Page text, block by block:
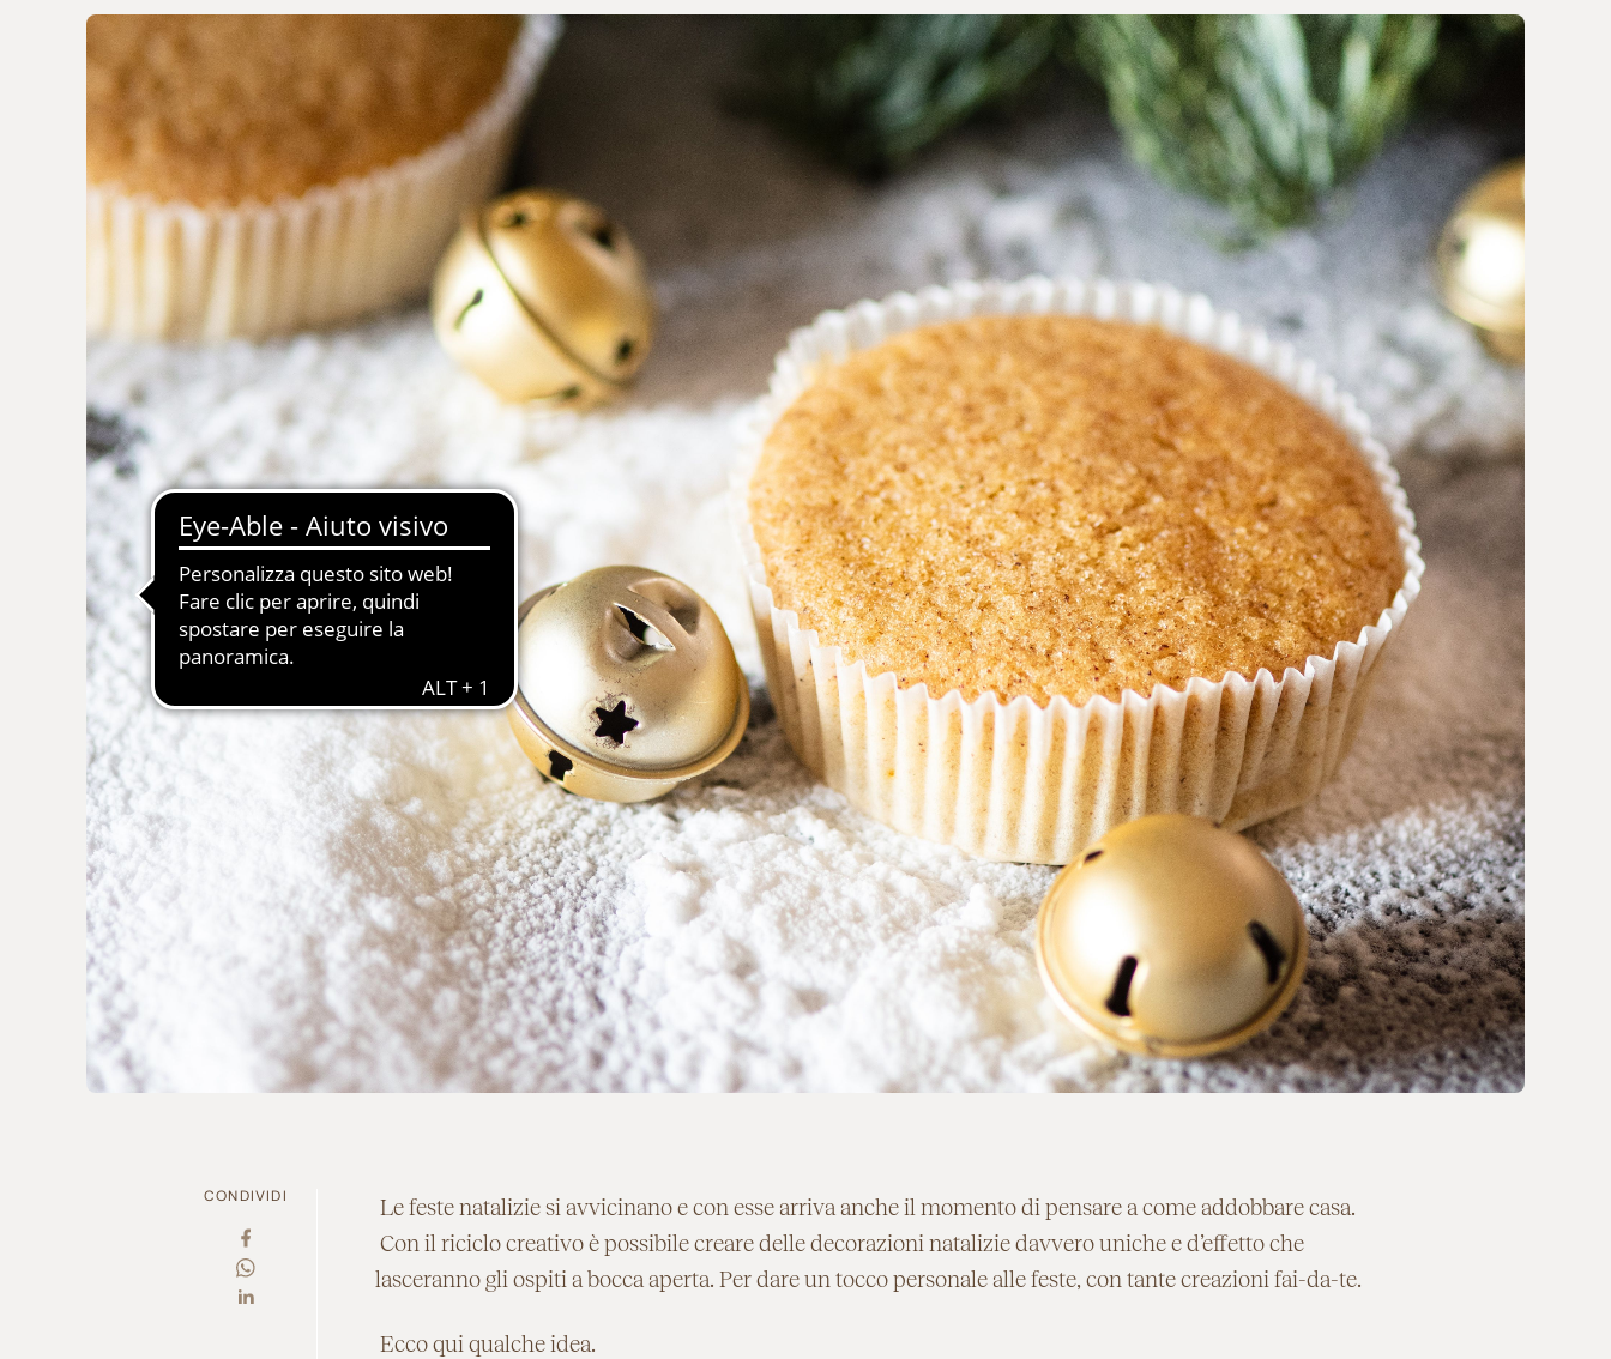
Preparati & Farine
Pasta
Succedanei del caffè
Dolci della Tradizione
Senza uova
CONDIVIDI
Le feste natalizie si avvicinano e con esse arriva anche il momento di pensare a come addobbare casa.
Con il riciclo creativo è possibile creare delle decorazioni natalizie davvero uniche e d’effetto che
lasceranno gli ospiti a bocca aperta. Per dare un tocco personale alle feste, con tante creazioni fai-da-te.
Ecco qui qualche idea.